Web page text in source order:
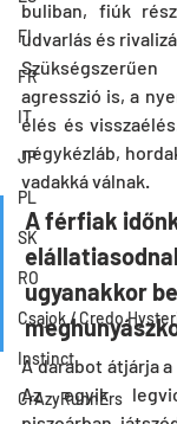
FI
FR
IT
JP
PL
SK
RO
Csajok / Credo
Instinct
CrAzyRunnErs
buliban, fiúk
udvarlás és
agresszió is, a
élés és
négykézláb,
vadakká válnak.
A férfiak
ugyanakkor
A darabot átjárja
Az egyik